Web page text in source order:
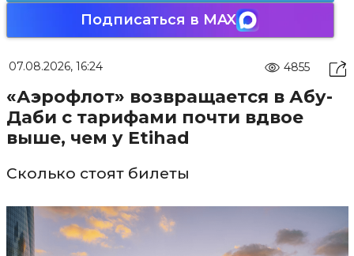
Подписаться в MAX
07.08.2026, 16:24 4855
«Аэрофлот» возвращается в Абу-
Даби с тарифами почти вдвое
выше, чем у Etihad
Сколько стоят билеты